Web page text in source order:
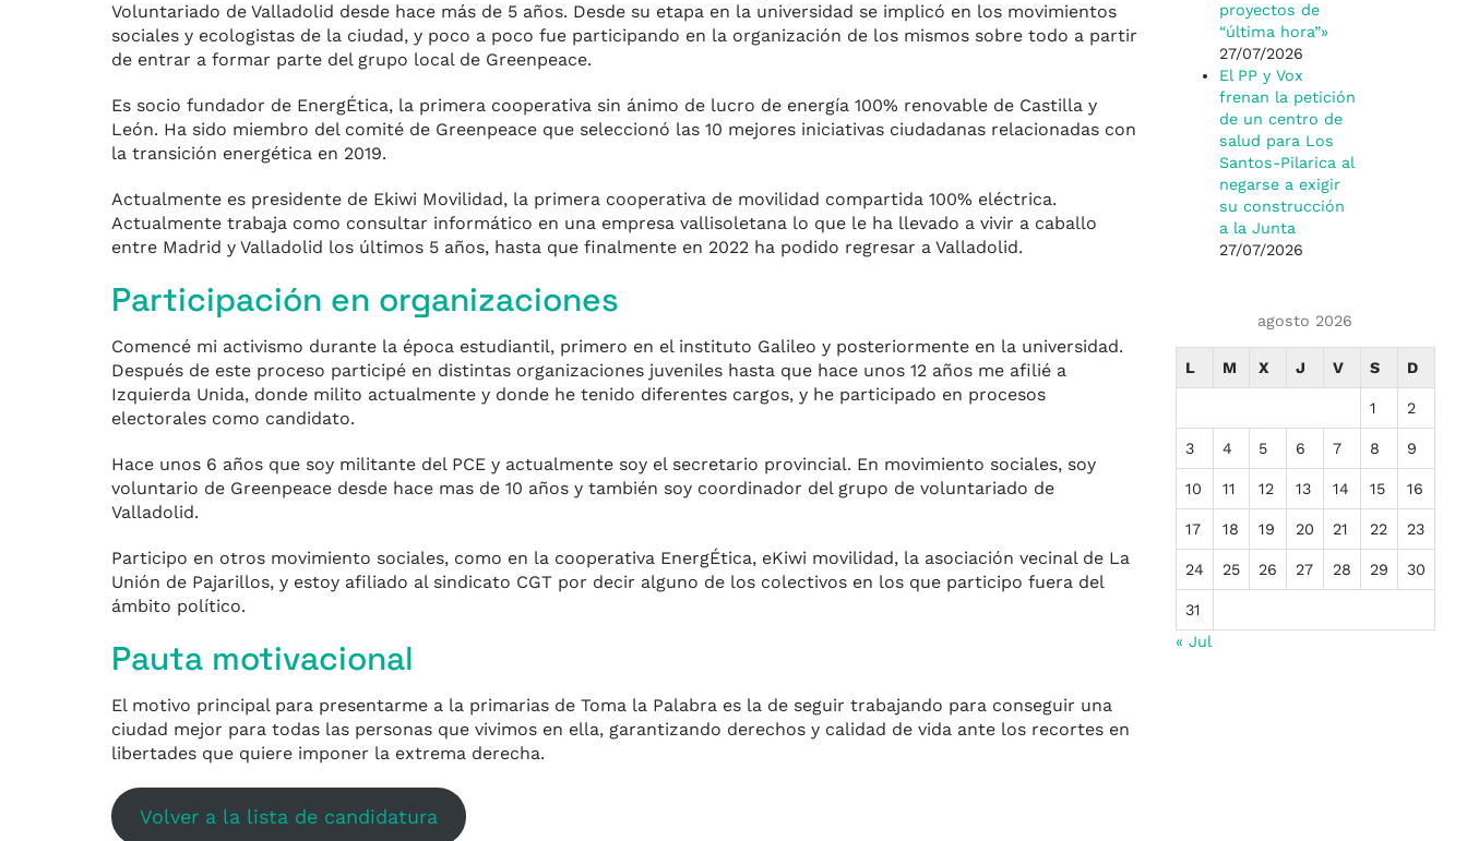
Voluntariado de Valladolid desde hace más de 5 años. Desde su etapa en la universidad se implicó en los movimientos
sociales y ecologistas de la ciudad, y poco a poco fue participando en la organización de los mismos sobre todo a partir
de entrar a formar parte del grupo local de Greenpeace.
Es socio fundador de EnergÉtica, la primera cooperativa sin ánimo de lucro de energía 100% renovable de Castilla y
León. Ha sido miembro del comité de Greenpeace que seleccionó las 10 mejores iniciativas ciudadanas relacionadas con
la transición energética en 2019.
Actualmente es presidente de Ekiwi Movilidad, la primera cooperativa de movilidad compartida 100% eléctrica.
Actualmente trabaja como consultar informático en una empresa vallisoletana lo que le ha llevado a vivir a caballo
entre Madrid y Valladolid los últimos 5 años, hasta que finalmente en 2022 ha podido regresar a Valladolid.
Participación en organizaciones
Comencé mi activismo durante la época estudiantil, primero en el instituto Galileo y posteriormente en la universidad.
Después de este proceso participé en distintas organizaciones juveniles hasta que hace unos 12 años me afilié a
Izquierda Unida, donde milito actualmente y donde he tenido diferentes cargos, y he participado en procesos
electorales como candidato.
Hace unos 6 años que soy militante del PCE y actualmente soy el secretario provincial. En movimiento sociales, soy
voluntario de Greenpeace desde hace mas de 10 años y también soy coordinador del grupo de voluntariado de
Valladolid.
Participo en otros movimiento sociales, como en la cooperativa EnergÉtica, eKiwi movilidad, la asociación vecinal de La
Unión de Pajarillos, y estoy afiliado al sindicato CGT por decir alguno de los colectivos en los que participo fuera del
ámbito político.
Pauta motivacional
El motivo principal para presentarme a la primarias de Toma la Palabra es la de seguir trabajando para conseguir una
ciudad mejor para todas las personas que vivimos en ella, garantizando derechos y calidad de vida ante los recortes en
libertades que quiere imponer la extrema derecha.
Volver a la lista de candidatura
proyectos de
“última hora”»
27/07/2026
El PP y Vox
frenan la petición
de un centro de
salud para Los
Santos-Pilarica al
negarse a exigir
su construcción
a la Junta
27/07/2026
agosto 2026
L M X J V S D
1 2
3 4 5 6 7 8 9
10 11 12 13 14 15 16
17 18 19 20 21 22 23
24 25 26 27 28 29 30
31
« Jul